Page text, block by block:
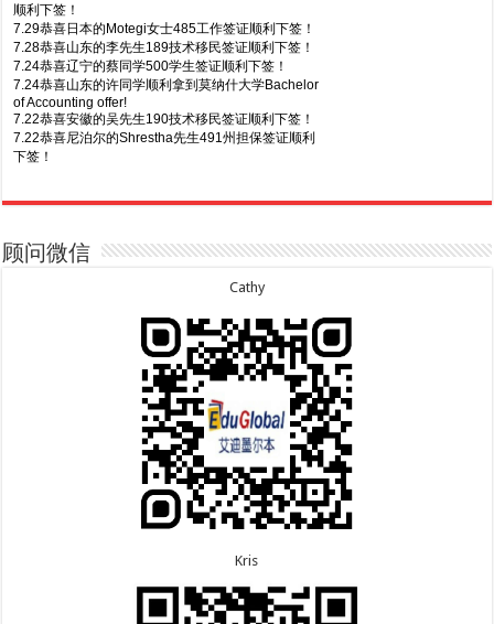
Business offer！
8.6恭喜江苏的谢先生600旅游签证顺利下签，三年多
8.5恭喜江苏的杨女士190技术移民签证顺利下签！
8.3恭喜黑龙江的刘女士864父母签证顺利下签！
8.3恭喜天津的陈同学和妈妈590+500学生签证顺利
顺利下签！
7.29恭喜日本的Motegi女士485工作签证顺利下签！
7.28恭喜山东的李先生189技术移民签证顺利下签！
7.24恭喜辽宁的蔡同学500学生签证顺利下签！
7.24恭喜山东的许同学顺利拿到莫纳什大学Bachelor
of Accounting offer!
7.22恭喜安徽的吴先生190技术移民签证顺利下签！
7.22恭喜尼泊尔的Shrestha先生491州担保签证顺利
下签！
签！
7.15恭喜江苏的曹同学500学生签证顺利下签！
7.13恭喜广东的邓同学500学生签证顺利下签！
7.9恭喜广东的喻同学500学生签证顺利下签！
7.8恭喜黑龙江的刘女士600旅游签证顺利下签，三年
7.7恭喜北京的王先生和孩子600旅游签证顺利下签，
顾问微信
Cathy
Kris